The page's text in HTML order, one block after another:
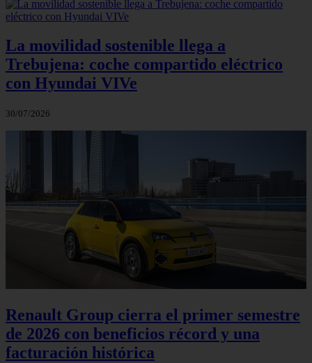
La movilidad sostenible llega a
Trebujena: coche compartido eléctrico
con Hyundai VIVe
30/07/2026
Renault Group cierra el primer semestre
de 2026 con beneficios récord y una
facturación histórica